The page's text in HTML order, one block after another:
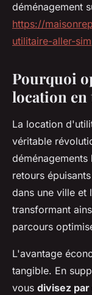
déménagement
https://
utilitaire-aller-
Pourquoi
location en
La location
véritable
retours
dans une ville et
transformant
parcours
L'avantage
tangible. En
vous divisez par